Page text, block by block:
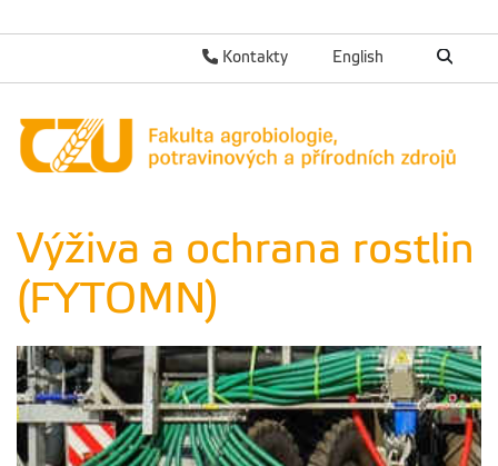
English
Kontakty
Výživa a ochrana rostlin
(FYTOMN)